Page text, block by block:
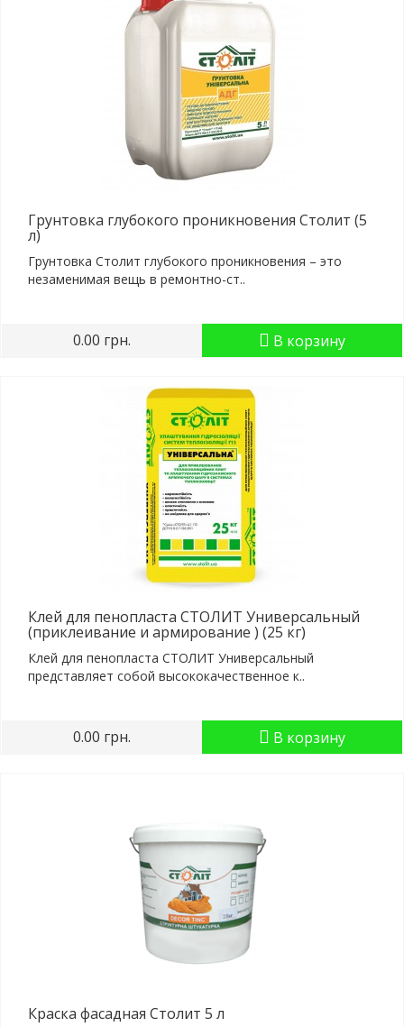
Грунтовка глубокого проникновения Столит (5
л)
Грунтовка Столит глубокого проникновения – это
незаменимая вещь в ремонтно-ст..
0.00 грн. В корзину
Клей для пенопласта СТОЛИТ Универсальный
(приклеивание и армирование ) (25 кг)
Клей для пенопласта СТОЛИТ Универсальный
представляет собой высококачественное к..
0.00 грн. В корзину
Краска фасадная Столит 5 л